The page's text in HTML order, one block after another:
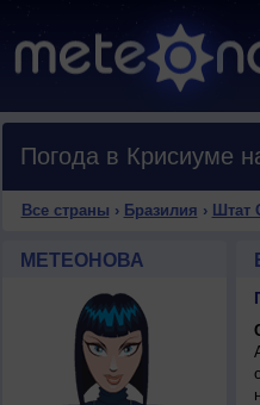
Погода в Крисиуме
Все страны › Бразилия › Штат
МЕТЕОНОВА